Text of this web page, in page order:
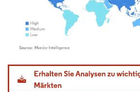
Bild © Mordor Intelligence. Wiederverwendung